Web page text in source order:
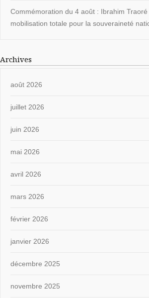
Commémoration du 4 août : Ibrahim
mobilisation totale pour la souveraineté
Archives
août 2026
juillet 2026
juin 2026
mai 2026
avril 2026
mars 2026
février 2026
janvier 2026
décembre 2025
novembre 2025